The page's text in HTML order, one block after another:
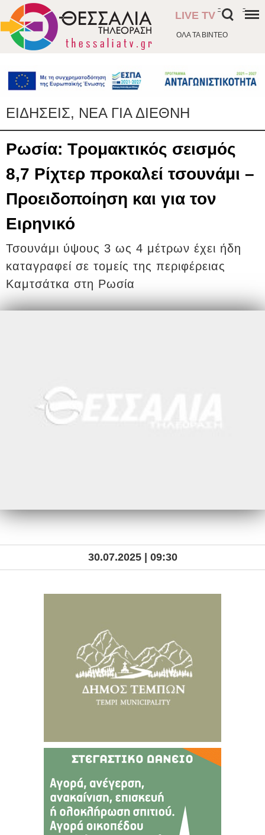
ΟΛΑ ΤΑ ΒΙΝΤΕΟ
LIVE TV
- -
ΕΙΔΗΣΕΙΣ, ΝΕΑ ΓΙΑ ΔΙΕΘΝΗ
Ρωσία: Τρομακτικός σεισμός
8,7 Ρίχτερ προκαλεί τσουνάμι –
Προειδοποίηση και για τον
Ειρηνικό
Τσουνάμι ύψους 3 ως 4 μέτρων έχει ήδη
καταγραφεί σε τομείς της περιφέρειας
Καμτσάτκα στη Ρωσία
30.07.2025 | 09:30